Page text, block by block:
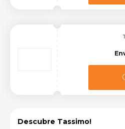
Descubre Tassimo!